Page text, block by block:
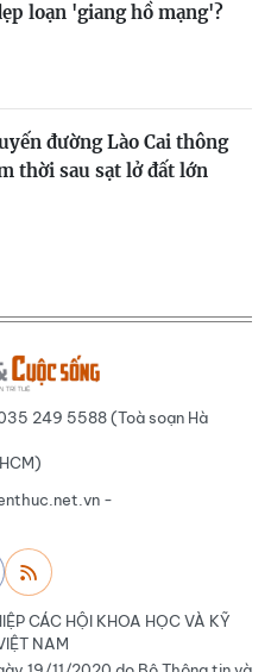
loạn 'giang hồ mạng'?
đường Lào Cai thông
thời sau sạt lở đất lớn
249 5588 (Toà soạn Hà
-
CÁC HỘI KHOA HỌC VÀ KỸ
NAM